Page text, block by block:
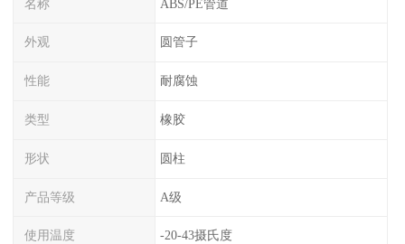
名称 ABS/PE管道
外观 圆管子
性能 耐腐蚀
类型 橡胶
形状 圆柱
产品等级 A级
使用温度 -20-43摄氏度